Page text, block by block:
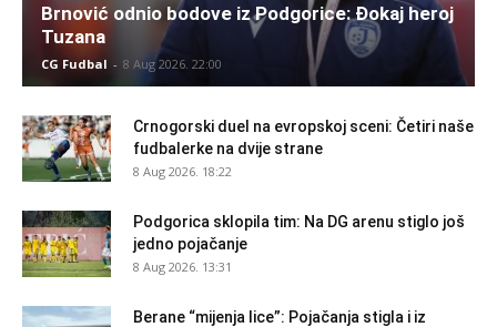
Brnović odnio bodove iz Podgorice: Đokaj heroj
Tuzana
CG Fudbal - 8 Aug 2026. 22:00
Crnogorski duel na evropskoj sceni: Četiri naše
fudbalerke na dvije strane
8 Aug 2026. 18:22
Podgorica sklopila tim: Na DG arenu stiglo još
jedno pojačanje
8 Aug 2026. 13:31
Berane “mijenja lice”: Pojačanja stigla i iz